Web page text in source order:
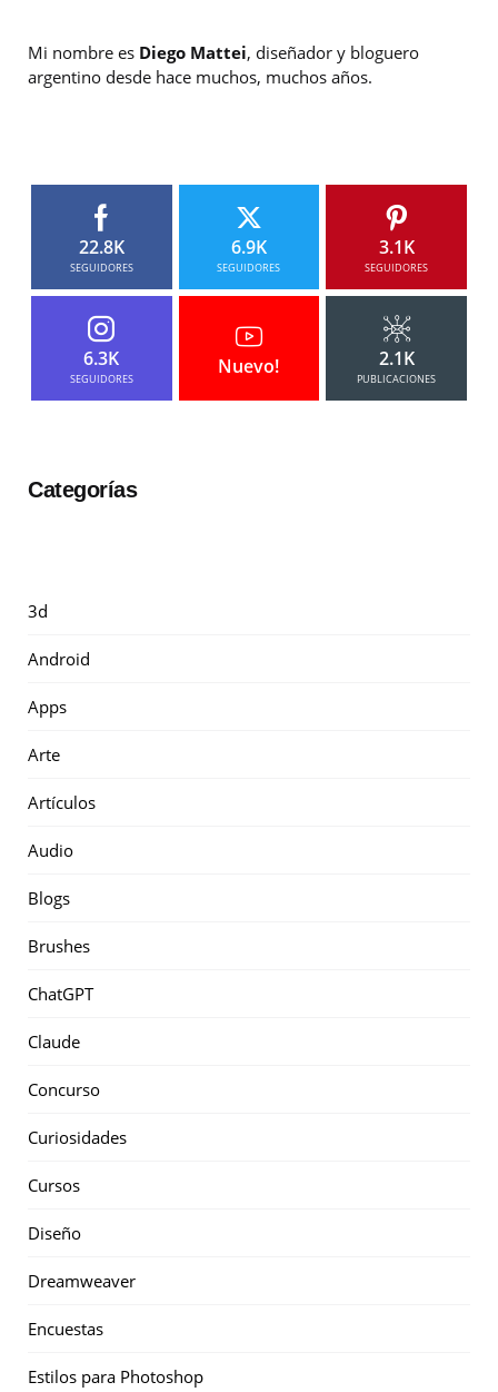
Mi nombre es Diego Mattei, diseñador y bloguero
argentino desde hace muchos, muchos años.
22.8K
SEGUIDORES
6.9K
SEGUIDORES
3.1K
SEGUIDORES
6.3K
SEGUIDORES
Nuevo! 2.1K
PUBLICACIONES
Categorías
3d
Android
Apps
Arte
Artículos
Audio
Blogs
Brushes
ChatGPT
Claude
Concurso
Curiosidades
Cursos
Diseño
Dreamweaver
Encuestas
Estilos para Photoshop